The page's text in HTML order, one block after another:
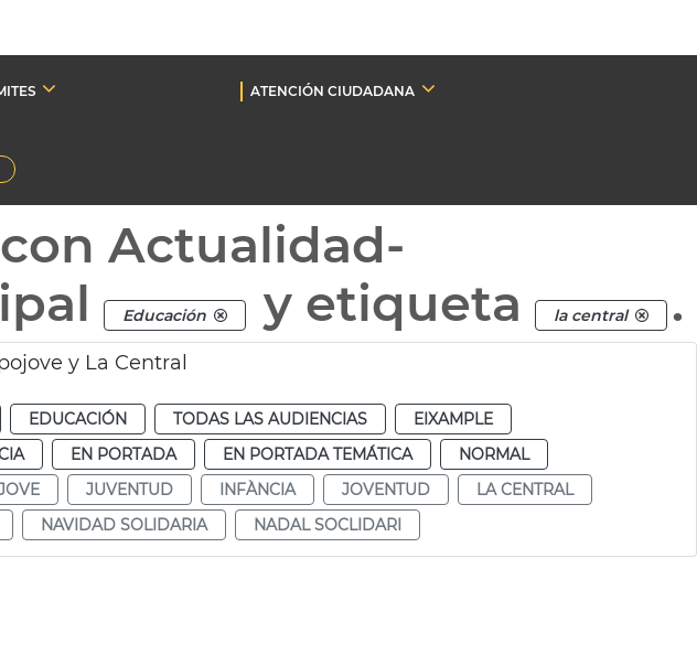
ATENCIÓN CIUDADANA
Actualidad-
Educación y etiqueta la central .
y La Central
EDUCACIÓN TODAS LAS AUDIENCIAS
EIXAMPLE
EN PORTADA EN PORTADA TEMÁTICA
NORMAL
JUVENTUD INFÀNCIA JOVENTUD
LA CENTRAL
NAVIDAD SOLIDARIA NADAL SOCLIDARI